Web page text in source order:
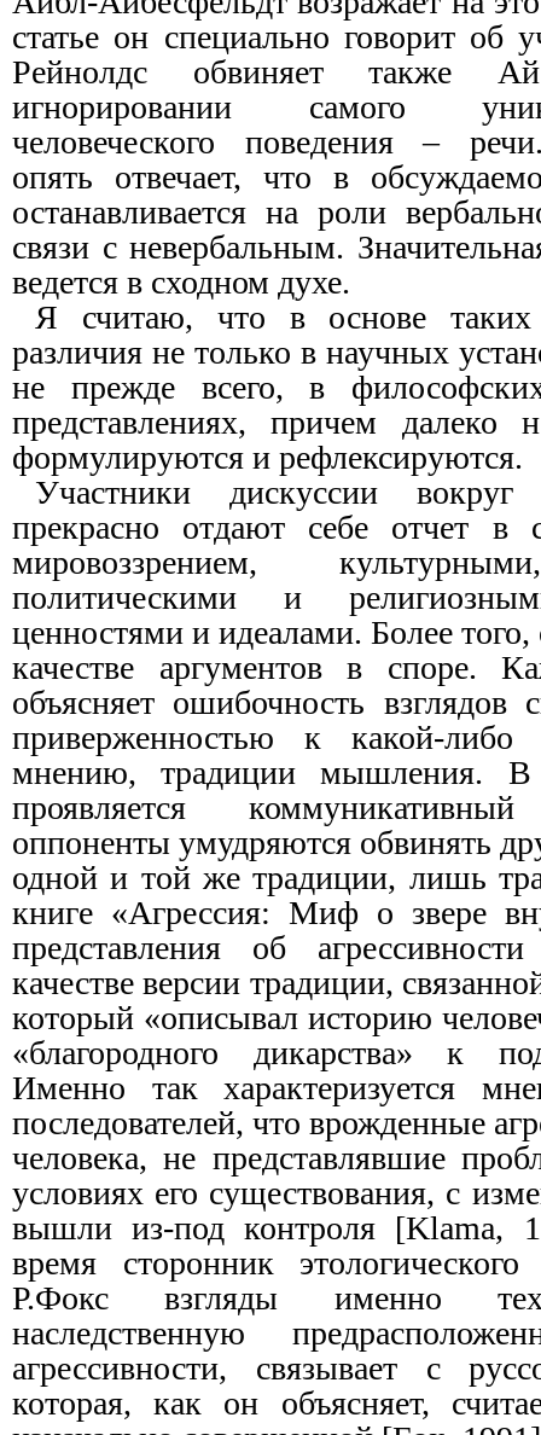
статье он специально говорит об
Рейнолдс обвиняет также
игнорировании самого
человеческого поведения –
опять отвечает, что в
останавливается на роли
связи с невербальным.
ведется в сходном духе.
Я считаю, что в основе таких
различия не только в научных
не прежде всего, в
представлениях, причем
формулируются и рефлексируются.
Участники дискуссии вокруг
прекрасно отдают себе отчет в
мировоззрением,
политическими и
ценностями и идеалами. Более
качестве аргументов в споре.
объясняет ошибочность взглядов
приверженностью к какой-
мнению, традиции мышления. В
проявляется
оппоненты умудряются обвинять
одной и той же традиции, лишь
книге «Агрессия: Миф о звере
представления об
качестве версии традиции,
который «описывал историю
«благородного дикарства» к
Именно так характеризуется
последователей, что врожденные
человека, не представлявшие
условиях его существования, с
вышли из-под контроля [Klama,
время сторонник
Р.Фокс взгляды именно
наследственную
агрессивности, связывает с
которая, как он объясняет,